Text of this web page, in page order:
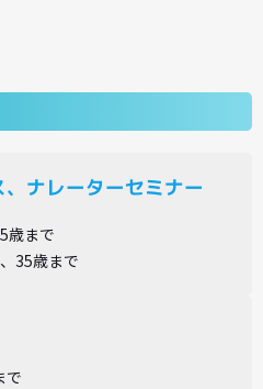
ナレーターセミナー
歳まで
35歳まで
で